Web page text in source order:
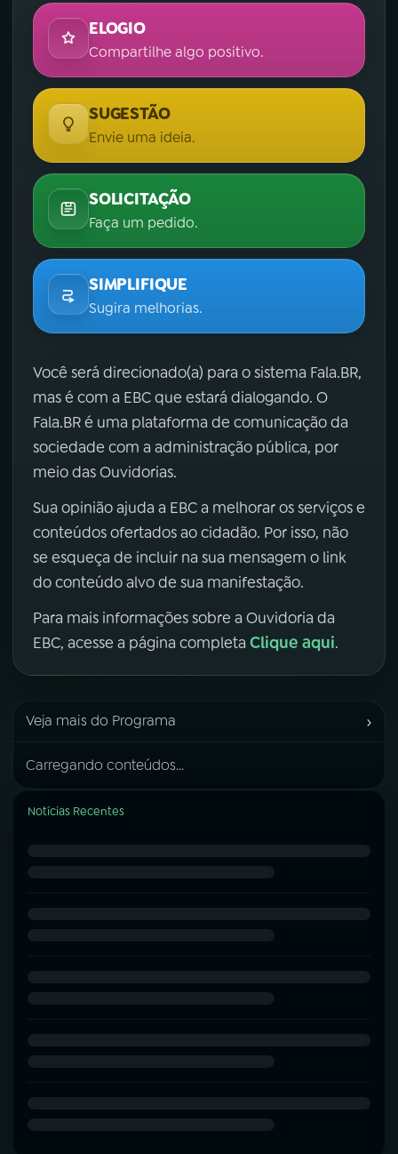
ELOGIO
Compartilhe algo positivo.
SUGESTÃO
Envie uma ideia.
SOLICITAÇÃO
Faça um pedido.
SIMPLIFIQUE
Sugira melhorias.
Você será direcionado(a) para o sistema Fala.BR,
mas é com a EBC que estará dialogando. O
Fala.BR é uma plataforma de comunicação da
sociedade com a administração pública, por
meio das Ouvidorias.
Sua opinião ajuda a EBC a melhorar os serviços e
conteúdos ofertados ao cidadão. Por isso, não
se esqueça de incluir na sua mensagem o link
do conteúdo alvo de sua manifestação.
Para mais informações sobre a Ouvidoria da
EBC, acesse a página completa Clique aqui.
Veja mais do Programa ›
Carregando conteúdos...
Notícias Recentes